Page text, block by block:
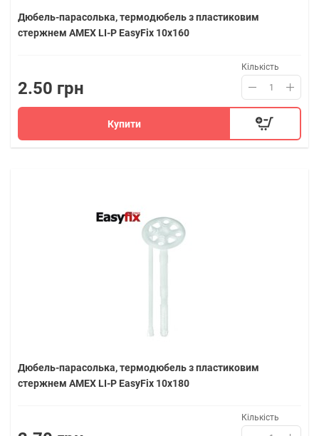
Дюбель-парасолька, термодюбель з пластиковим
стержнем AMEX LI-P EasyFix 10х160
2.50 грн
Кількість
Купити
Дюбель-парасолька, термодюбель з пластиковим
стержнем AMEX LI-P EasyFix 10х180
Кількість